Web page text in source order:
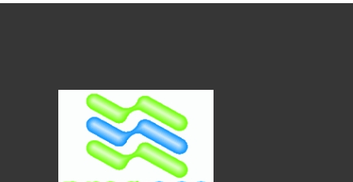
convinzioni religiose, filosofiche o di
altro genere, le opinioni politiche,
l’adesione a partiti, sindacati,
associazioni od organizzazioni a
carattere religioso, filosofico, politico o